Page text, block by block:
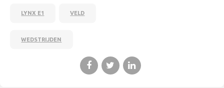
LYNX E1 VELD
WEDSTRIJDEN